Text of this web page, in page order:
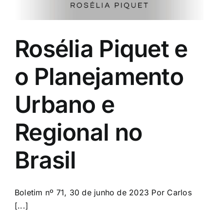
Rosélia Piquet e
o Planejamento
Urbano e
Regional no
Brasil
Boletim nº 71, 30 de junho de 2023 Por Carlos
[...]